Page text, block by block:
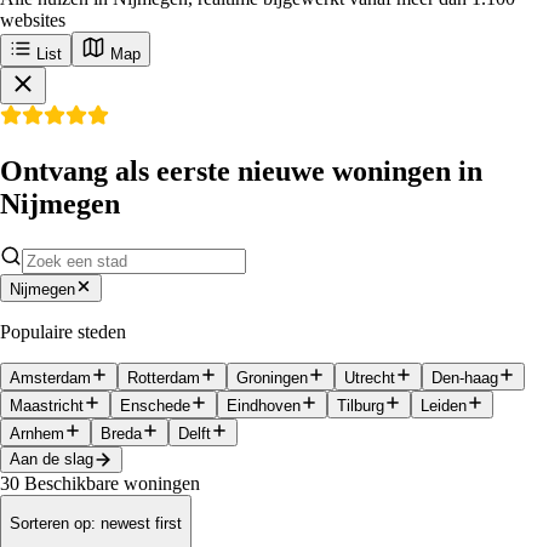
websites
List Map
Ontvang als eerste nieuwe woningen in
Nijmegen
Nijmegen
Populaire steden
Amsterdam Rotterdam Groningen Utrecht
Den-haag
Maastricht
Enschede Eindhoven Tilburg
Leiden
Arnhem
Breda
Delft
Aan de slag
30 Beschikbare woningen
Sorteren op: newest first